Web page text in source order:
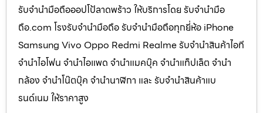
รับจำนำมือถือออปโป้ลาดพร้าว ให้บริการโดย รับจํานํามือ
ถือ.com โรงรับจำนำมือถือ รับจำนำมือถือทุกยี่ห้อ iPhone
Samsung Vivo Oppo Redmi Realme รับจำนำสินค้าไอที
จำนำไอโฟน จำนำไอแพด จำนำแมคบุ๊ค จำนำแท็ปเล็ต จำนำ
กล้อง จำนำโน๊ตบุ๊ค จำนำนาฬิกา และ รับจำนำสินค้าแบ
รนด์เนม ให้ราคาสูง